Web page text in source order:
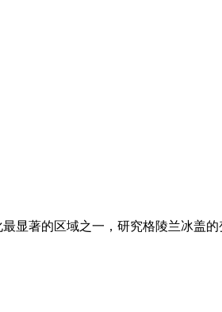
显著的区域之一，研究格陵兰冰盖